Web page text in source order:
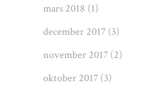
mars 2018 (1)
december 2017 (3)
november 2017 (2)
oktober 2017 (3)